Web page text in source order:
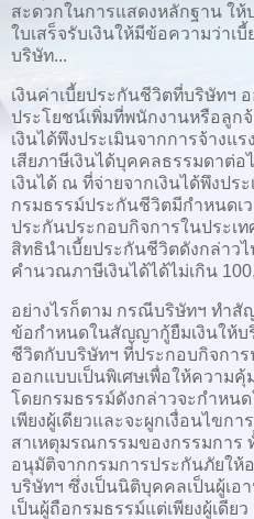
สะดวกในการแสดงหลักฐาน ให้
ใบเสร็จรับเงินให้มีข้อความว่าเ
บริษัท...
เงินค่าเบี้ยประกันชีวิตที่บริษัทฯ
ประโยชน์เพิ่มที่พนักงานหรือลูก
เงินได้พึงประเมินจากการจ้าง
เสียภาษีเงินได้บุคคลธรรมดาต่
เงินได้ ณ ที่จ่ายจากเงินได้พึงปร
กรมธรรม์ประกันชีวิตมีกำหนดเ
ประกันประกอบกิจการในประเ
สิทธินำเบี้ยประกันชีวิตดังกล่าว
คำนวณภาษีเงินได้ได้ไม่เกิน
อย่างไรก็ตาม กรณีบริษัทฯ ทำสั
ข้อกำหนดในสัญญากู้ยืมเงินให้บ
ชีวิตกับบริษัทฯ ที่ประกอบกิจกา
ออกแบบเป็นพิเศษเพื่อให้ความ
โดยกรมธรรม์ดังกล่าวจะกำหน
เพียงผู้เดียวและจะผูกเงื่อนไข
สาเหตุมรณกรรมของกรรมการ
อนุมัติจากกรมการประกันภัยให้
บริษัทฯ ซึ่งเป็นนิติบุคคลเป็นผู้เอ
เป็นผู้ถือกรมธรรม์แต่เพียงผู้เดียว